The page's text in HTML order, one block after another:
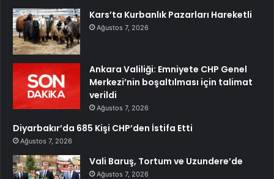
Kars’ta Kurbanlık Pazarları Hareketli
Ağustos 7, 2026
Ankara Valiliği: Emniyete CHP Genel
Merkezi’nin boşaltılması için talimat
verildi
Ağustos 7, 2026
Diyarbakır’da 685 Kişi CHP’den İstifa Etti
Ağustos 7, 2026
Vali Baruş, Tortum ve Uzundere’de
Ağustos 7, 2026